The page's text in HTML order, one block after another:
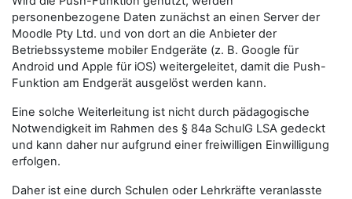
personenbezogene Daten zunächst an einen Server der
Moodle Pty Ltd. und von dort an die Anbieter der
Betriebssysteme mobiler Endgeräte (z. B. Google für
Android und Apple für iOS) weitergeleitet, damit die Push-
Funktion am Endgerät ausgelöst werden kann.
Eine solche Weiterleitung ist nicht durch pädagogische
Notwendigkeit im Rahmen des § 84a SchulG LSA gedeckt
und kann daher nur aufgrund einer freiwilligen Einwilligung
erfolgen.
Daher ist eine durch Schulen oder Lehrkräfte veranlasste